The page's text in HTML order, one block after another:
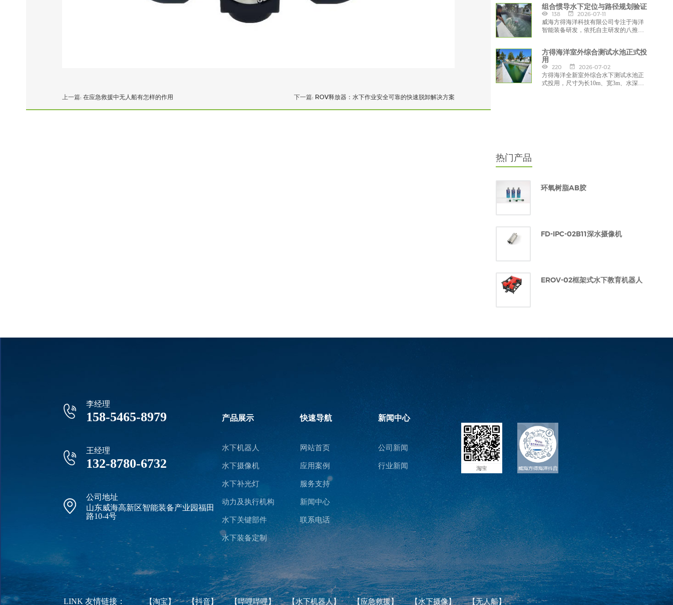
上一篇: 在应急救援中无人船有怎样的作用 下一篇: ROV释放器：水下作业安全可靠的快速脱卸解决方案
应急救援等场景提供全天候、高可靠的
装备支撑。
组合惯导水下定位与路径规划验证
138
2026-07-11
威海方得海洋科技有限公司专注于海洋
智能装备研发，依托自主研发的八推水
位与路径规划验证体系，为水下自主作
业提供了可靠的技术解决方案。
方得海洋室外综合测试水池正式投
用
220
2026-07-02
方得海洋全新室外综合水下测试水池正
式投用，尺寸为长10m、宽3m、水深
热门产品
环氧树脂AB胶
FD-IPC-02B11深水摄像机
EROV-02框架式水下教育机器人
李经理
158-5465-8979
王经理
132-8780-6732
公司地址
山东威海高新区智能装备产业园福田
路10-4号
产品展示
水下机器人
水下摄像机
水下补光灯
动力及执行机构
水下关键部件
水下装备定制
快速导航
网站首页
应用案例
服务支持
新闻中心
联系电话
新闻中心
公司新闻
行业新闻
LINK 友情链接： 【淘宝】 【抖音】 【哔哩哔哩】 【水下机器人】 【应急救援】 【水下摄像】 【无人船】